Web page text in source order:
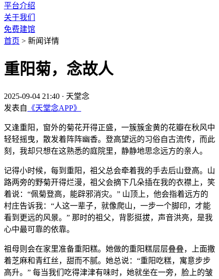
平台介绍
关于我们
免费建馆
首页 > 新闻详情
重阳菊，念故人
2025-09-04 21:40 · 天堂念
发表自 《天堂念APP》
又逢重阳，窗外的菊花开得正盛，一簇簇金黄的花瓣在秋风中
轻轻摇曳，散发着阵阵幽香。登高望远的习俗自古流传，而此
刻，我却只想在这熟悉的庭院里，静静地思念远方的亲人。
记得小时候，每到重阳，祖父总会牵着我的手去后山登高。山
路两旁的野菊开得烂漫，祖父会摘下几朵插在我的衣襟上，笑
着说：“佩菊登高，能辟邪消灾。” 山顶上，他会指着远方的
村庄告诉我：“人这一辈子，就像爬山，一步一个脚印，才能
看到更远的风景。” 那时的祖父，背影挺拔，声音洪亮，是我
心中最可靠的依靠。
祖母则会在家里准备重阳糕。她做的重阳糕层层叠叠，上面撒
着芝麻和青红丝，甜而不腻。她总说：“重阳吃糕，寓意步步
高升。” 每当我们吃得津津有味时，她就坐在一旁，脸上的皱